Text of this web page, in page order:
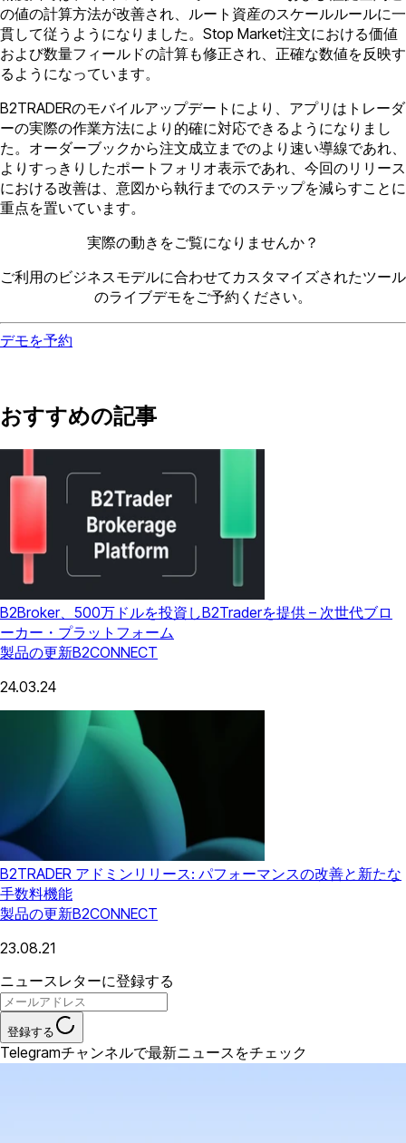
の値の計算方法が改善され、ルート資産のスケールルールに一
貫して従うようになりました。Stop Market注文における価値
および数量フィールドの計算も修正され、正確な数値を反映す
るようになっています。
B2TRADERのモバイルアップデートにより、アプリはトレーダ
ーの実際の作業方法により的確に対応できるようになりまし
た。オーダーブックから注文成立までのより速い導線であれ、
よりすっきりしたポートフォリオ表示であれ、今回のリリース
における改善は、意図から執行までのステップを減らすことに
重点を置いています。
実際の動きをご覧になりませんか？
ご利用のビジネスモデルに合わせてカスタマイズされたツール
のライブデモをご予約ください。
デモを予約
おすすめの記事
B2Broker、500万ドルを投資しB2Traderを提供 – 次世代ブロ
ーカー・プラットフォーム
製品の更新B2CONNECT
24.03.24
B2TRADER アドミンリリース: パフォーマンスの改善と新たな
手数料機能
製品の更新B2CONNECT
23.08.21
ニュースレターに登録する
登録する
Telegramチャンネルで最新ニュースをチェック